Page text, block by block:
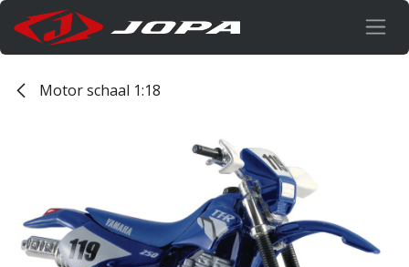
Overslaan naar inhoud
Motor schaal 1:18